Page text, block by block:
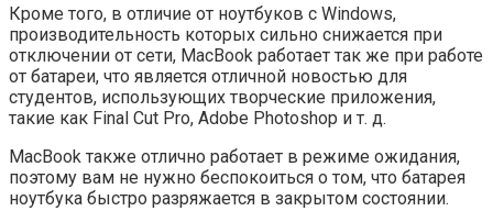
Кроме того, в отличие от ноутбуков с Windows,
производительность которых сильно снижается при
отключении от сети, MacBook работает так же при работе
от батареи, что является отличной новостью для
студентов, использующих творческие приложения,
такие как Final Cut Pro, Adobe Photoshop и т. д.
MacBook также отлично работает в режиме ожидания,
поэтому вам не нужно беспокоиться о том, что батарея
ноутбука быстро разряжается в закрытом состоянии.